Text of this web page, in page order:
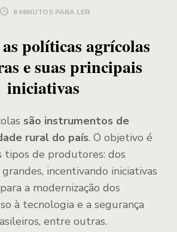
6 MINUTOS PARA LER
políticas agrícolas
e suas principais
iniciativas
são instrumentos de
rural do país. O objetivo é
tipos de produtores: dos
incentivando iniciativas
a modernização dos
à tecnologia e a segurança
entre outras.